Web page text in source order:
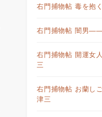
右門捕物帖 毒を抱
右門捕物帖 闇男
右門捕物帖 開運女
三
右門捕物帖 お蘭し
津三